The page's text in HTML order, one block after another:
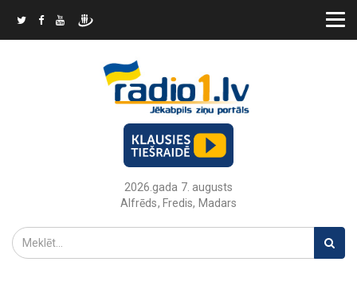
2026.gada 7. augusts
Alfrēds, Fredis, Madars